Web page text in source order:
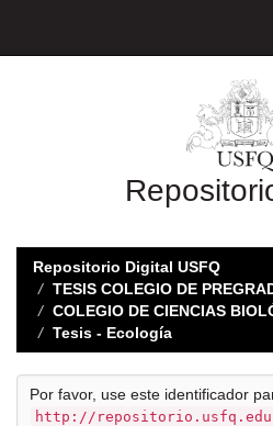
Repositorio Digital USFQ
TESIS COLEGIO DE
COLEGIO DE CIENCIAS
Tesis - Ecología
Por favor, use este identificador
http://